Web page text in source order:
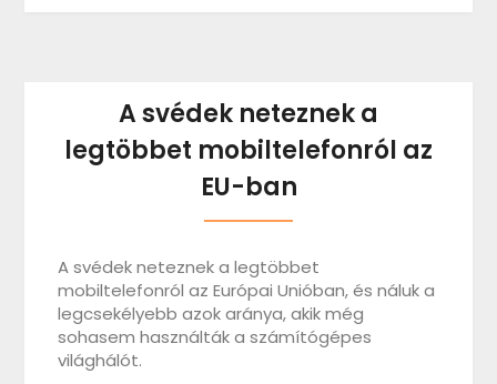
A svédek neteznek a
legtöbbet mobiltelefonról az
EU-ban
A svédek neteznek a legtöbbet
mobiltelefonról az Európai Unióban, és náluk a
legcsekélyebb azok aránya, akik még
sohasem használták a számítógépes
világhálót.